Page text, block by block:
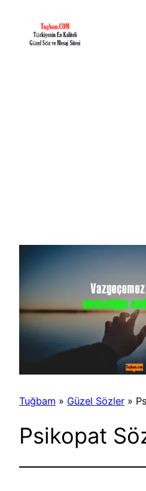
Tuğbam » Güzel Sözler »
Psikopat